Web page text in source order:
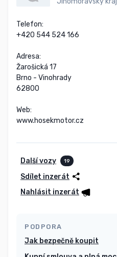
Telefon:
+420 544 524 166
Adresa:
Žarošická 17
Brno - Vinohrady
62800
Web:
www.hosekmotor.cz
Další vozy 19
Sdílet inzerát
Nahlásit inzerát
PODPORA
Jak bezpečně koupit